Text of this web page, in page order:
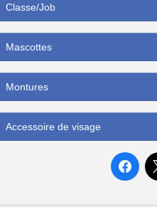
Classe/Job
Mascottes
Montures
Accessoire de visage